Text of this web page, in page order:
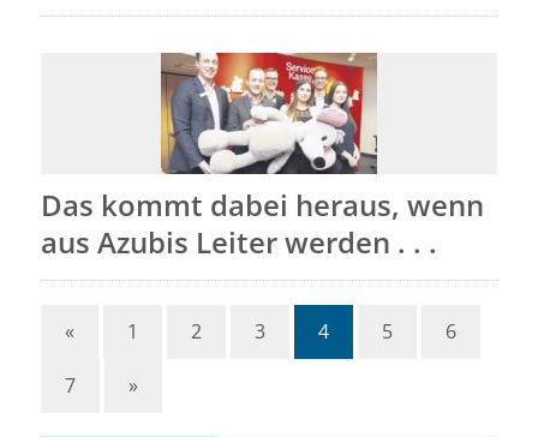
Das kommt dabei heraus, wenn
aus Azubis Leiter werden . . .
« 1 2 3 4 5 6
7 »